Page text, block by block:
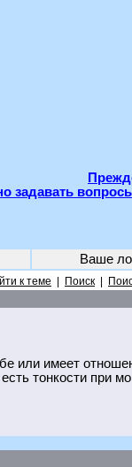
задавать
Ваше
к теме Поиск
или имеет
тонкости